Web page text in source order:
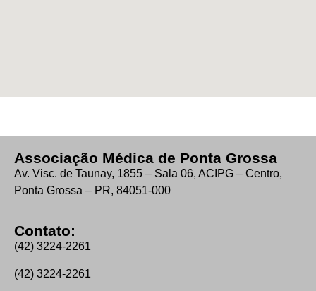
Associação Médica de Ponta Grossa
Av. Visc. de Taunay, 1855 – Sala 06, ACIPG – Centro,
Ponta Grossa – PR, 84051-000
Contato:
(42) 3224-2261
(42) 3224-2261